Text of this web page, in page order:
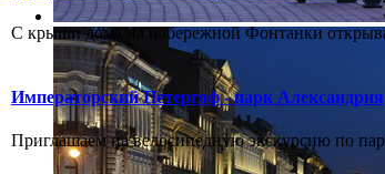
С крыши дома на набережной Фонтанки
Императорский Петергоф - парк Александрия
Приглашаем на велосипедную экскурсию по